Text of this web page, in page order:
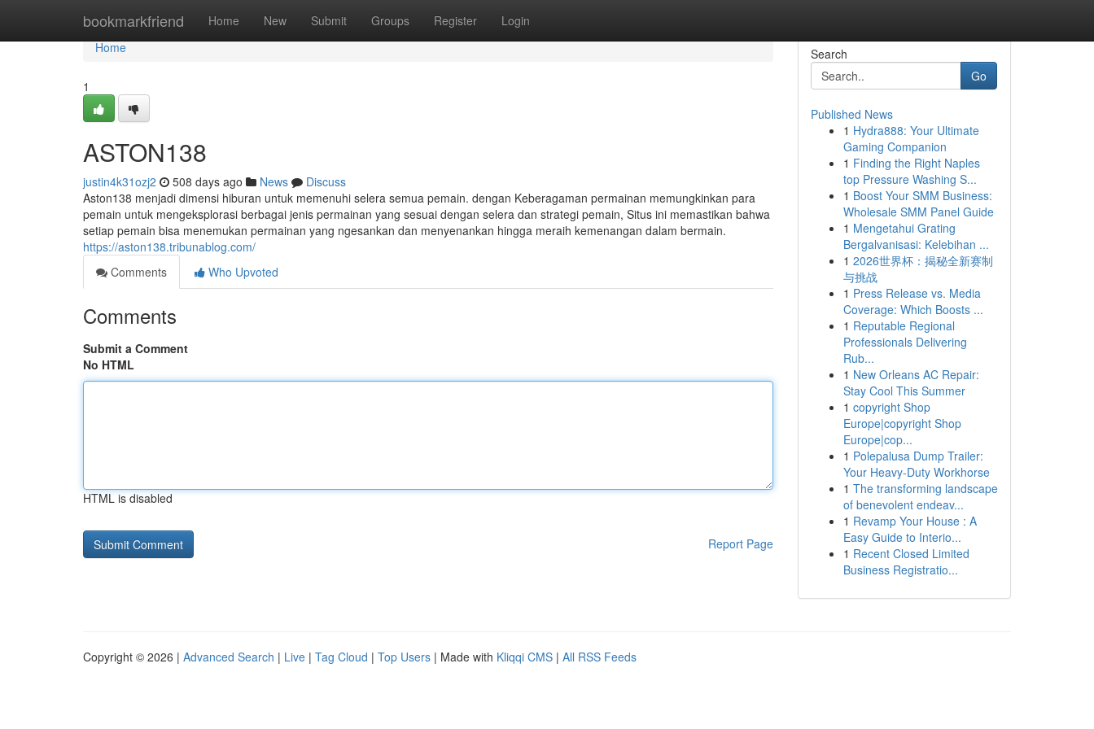
bookmarkfriend Home New Submit Groups Register Login
Home
Home
1
ASTON138
justin4k31ozj2 508 days ago News
Discuss
Aston138 menjadi dimensi hiburan untuk memenuhi selera semua pemain. dengan Keberagaman permainan memungkinkan para
pemain untuk mengeksplorasi berbagai jenis permainan yang sesuai dengan selera dan strategi pemain, Situs ini memastikan bahwa
setiap pemain bisa menemukan permainan yang ngesankan dan menyenankan hingga meraih kemenangan dalam bermain.
https://aston138.tribunablog.com/
Comments
Who Upvoted
Comments
Submit a Comment
No HTML
HTML is disabled
Report Page
Search
Go
Published News
1 Hydra888: Your Ultimate
Gaming Companion
1 Finding the Right Naples
top Pressure Washing S...
1 Boost Your SMM Business:
Wholesale SMM Panel Guide
1 Mengetahui Grating
Bergalvanisasi: Kelebihan ...
1 2026世界杯：揭秘全新赛制
与挑战
1 Press Release vs. Media
Coverage: Which Boosts ...
1 Reputable Regional
Professionals Delivering
Rub...
1 New Orleans AC Repair:
Stay Cool This Summer
1 copyright Shop
Europe|copyright Shop
Europe|cop...
1 Polepalusa Dump Trailer:
Your Heavy-Duty Workhorse
1 The transforming landscape
of benevolent endeav...
1 Revamp Your House : A
Easy Guide to Interio...
1 Recent Closed Limited
Business Registratio...
Copyright © 2026 | Advanced Search | Live | Tag Cloud | Top Users | Made with Kliqqi CMS | All RSS Feeds